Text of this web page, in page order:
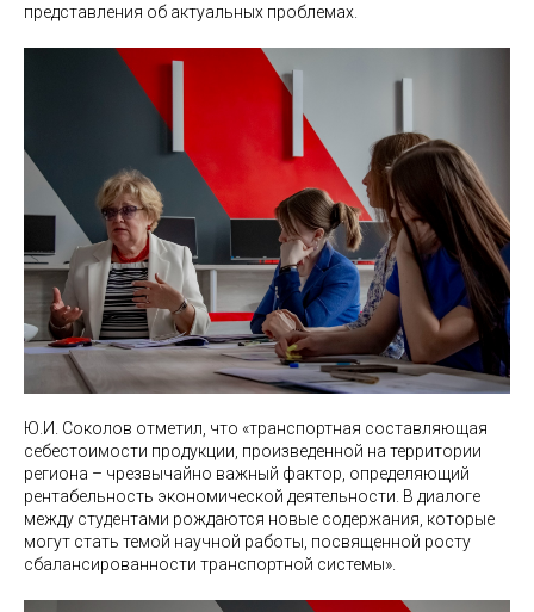
представления об актуальных проблемах.
Ю.И. Соколов отметил, что «транспортная составляющая
себестоимости продукции, произведенной на территории
региона – чрезвычайно важный фактор, определяющий
рентабельность экономической деятельности. В диалоге
между студентами рождаются новые содержания, которые
могут стать темой научной работы, посвященной росту
сбалансированности транспортной системы».